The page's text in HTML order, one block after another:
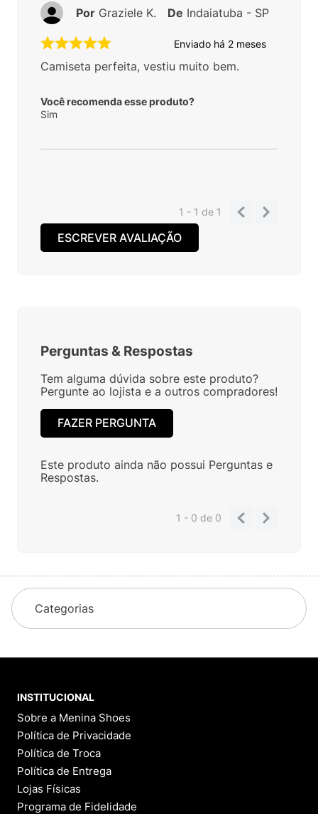
Enviado há 2 meses
Camiseta perfeita, vestiu muito bem.
Você recomenda esse produto?
Sim
Por Graziele K. De Indaiatuba - SP
1 - 1de 1
ESCREVER AVALIAÇÃO
Perguntas & Respostas
Tem alguma dúvida sobre este produto?
Pergunte ao lojista e a outros compradores!
FAZER PERGUNTA
Este produto ainda não possui Perguntas e
Respostas.
1 - 0de 0
Categorias
INSTITUCIONAL
Sobre a Menina Shoes
Política de Privacidade
Política de Troca
Política de Entrega
Lojas Físicas
Programa de Fidelidade